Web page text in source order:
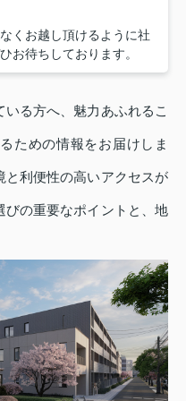
くお越し頂けるように社
お待ちしております。
る方へ、魅力あふれるこ
ための情報をお届けしま
利便性の高いアクセスが
びの重要なポイントと、地